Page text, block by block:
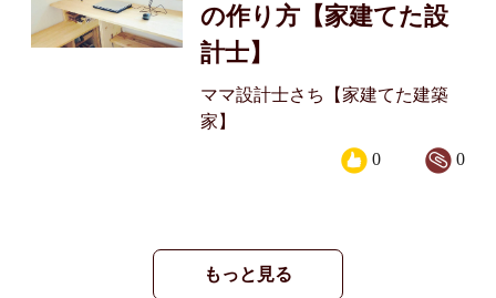
の作り方【家建てた設
計士】
ママ設計士さち【家建てた建築
家】
0
0
もっと見る